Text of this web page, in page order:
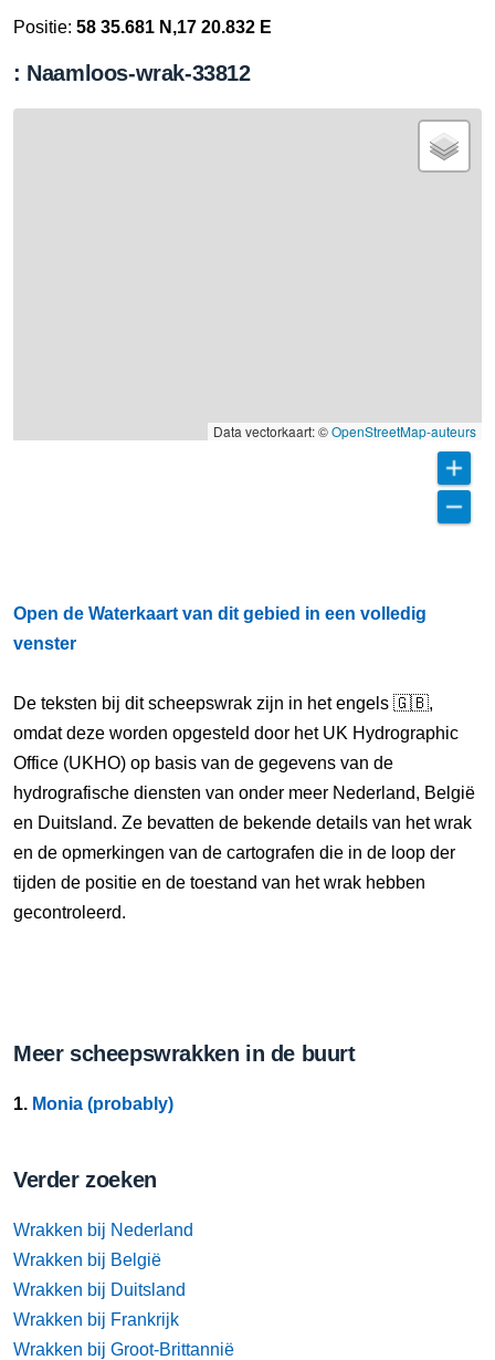
Positie: 58 35.681 N,17 20.832 E
: Naamloos-wrak-33812
Data vectorkaart: ©OpenStreetMap-auteurs
Open de Waterkaart van dit gebied in een volledig
venster
De teksten bij dit scheepswrak zijn in het engels 🇬🇧,
omdat deze worden opgesteld door het UK Hydrographic
Office (UKHO) op basis van de gegevens van de
hydrografische diensten van onder meer Nederland, België
en Duitsland. Ze bevatten de bekende details van het wrak
en de opmerkingen van de cartografen die in de loop der
tijden de positie en de toestand van het wrak hebben
gecontroleerd.
Meer scheepswrakken in de buurt
1. Monia (probably)
Verder zoeken
Wrakken bij Nederland
Wrakken bij België
Wrakken bij Duitsland
Wrakken bij Frankrijk
Wrakken bij Groot-Brittannië